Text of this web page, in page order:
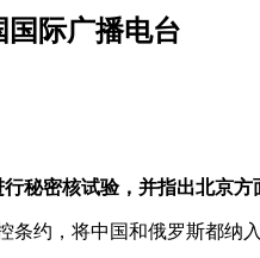
际广播电台
秘密核试验，并指出北京方
约，将中国和俄罗斯都纳入